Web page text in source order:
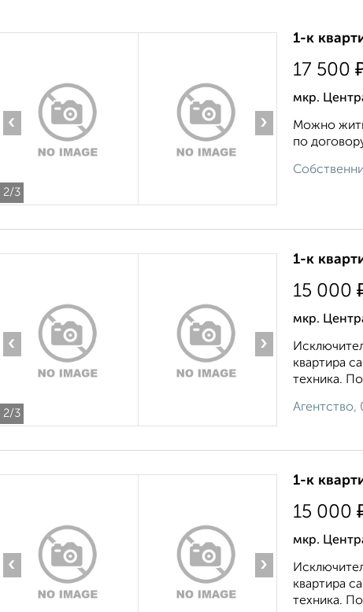
2/3
‹ ›
1-к
17 500
мкр.
Можно
по
2/3
‹ ›
1-к
15 000
мкр.
квартира
техника.
Агентство,
‹ ›
1-к
15 000
мкр.
квартира
техника.